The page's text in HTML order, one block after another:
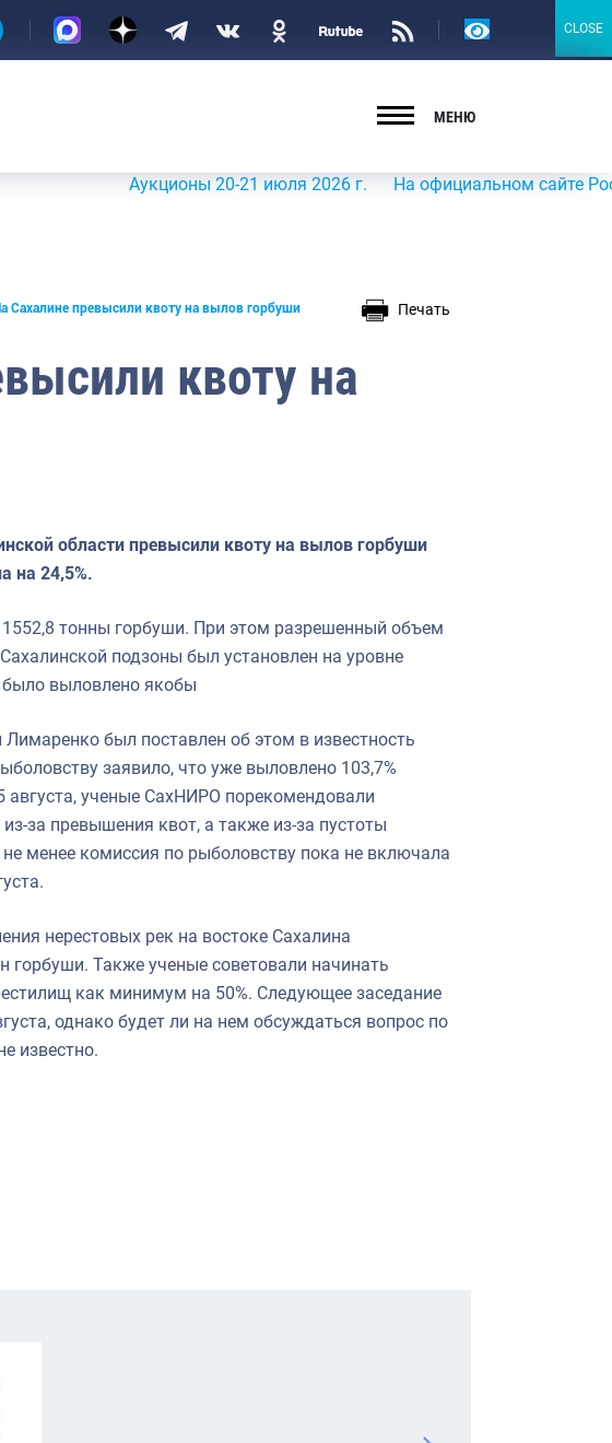
Версия
МЕНЮ
Аукционы 20-21 июля 2026 г. На официальном сайте
Сахалине превысили квоту на вылов горбуши Печать
квоту на
области превысили квоту на вылов горбуши
на 24,5%.
тонны горбуши. При этом разрешенный объем
подзоны был установлен на уровне
выловлено якобы
был поставлен об этом в известность
заявило, что уже выловлено 103,7%
ученые СахНИРО порекомендовали
за превышения квот, а также из-за пустоты
менее комиссия по рыболовству пока не включала
нерестовых рек на востоке Сахалина
горбуши. Также ученые советовали начинать
как минимум на 50%. Следующее заседание
однако будет ли на нем обсуждаться вопрос по
известно.
CLOSE
CLOSE